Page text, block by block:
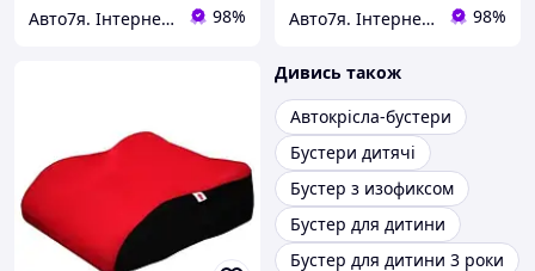
Авто7я. Інтернет-магазин автотоварів avto7ya.com.ua 98% Авто7я. Інтернет-магазин автотоварів avto7ya.com.ua 98%
Дивись також
Автокрісла-бустери
Бустери дитячі
Бустер з изофиксом
Бустер для дитини
Бустер для дитини 3 роки